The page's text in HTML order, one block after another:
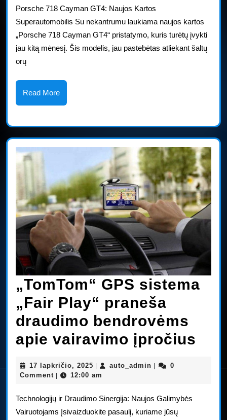
atgimsta
sniege
Porsche 718 Cayman GT4: Naujos Kartos
Superautomobilis Su nekantrumu laukiama naujos kartos
„Porsche 718 Cayman GT4“ pristatymo, kuris turėtų įvykti
jau kitą mėnesį. Šis modelis, jau pastebėtas atliekant šaltų
orų
Read MoreRead
More
„TomTom“ GPS sistema
„Fair Play“ praneša
draudimo bendrovėms
apie vairavimo įpročius
17 lapkričio, 2025 17
lapkričio,
auto_admin auto_admin
0
Comment
12:00 am
Technologijų ir Draudimo Sinergija: Naujos Galimybės
Vairuotojams Įsivaizduokite pasaulį, kuriame jūsų